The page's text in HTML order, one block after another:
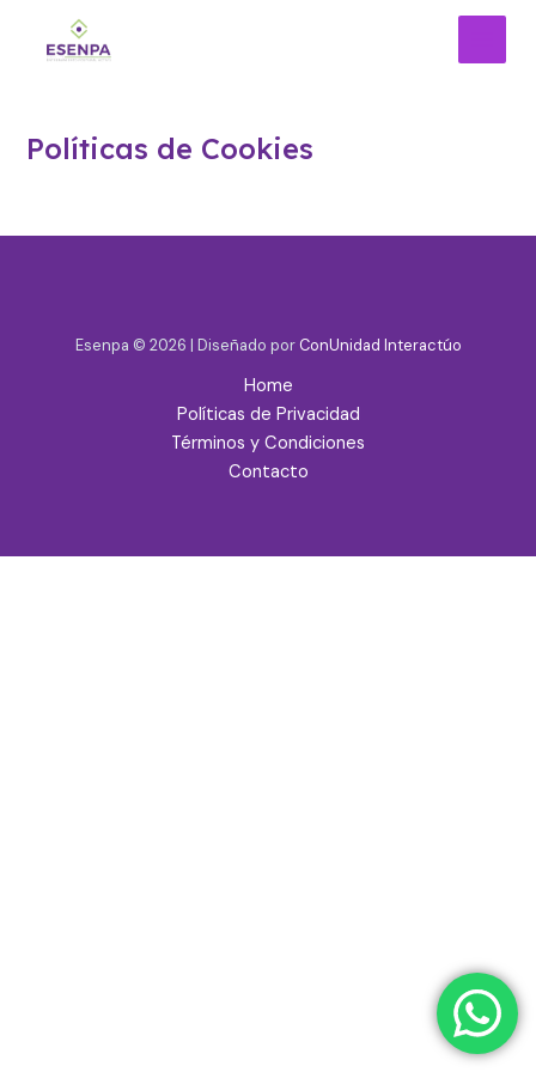
Políticas de Cookies
Esenpa © 2026 | Diseñado por ConUnidad Interactúo
Home
Políticas de Privacidad
Términos y Condiciones
Contacto